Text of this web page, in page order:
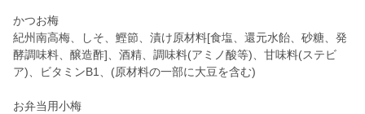
かつお梅
紀州南高梅、しそ、鰹節、漬け原材料[食塩、還元水飴、砂糖、発
酵調味料、醸造酢]、酒精、調味料(アミノ酸等)、甘味料(ステビ
ア)、ビタミンB1、(原材料の一部に大豆を含む)
お弁当用小梅